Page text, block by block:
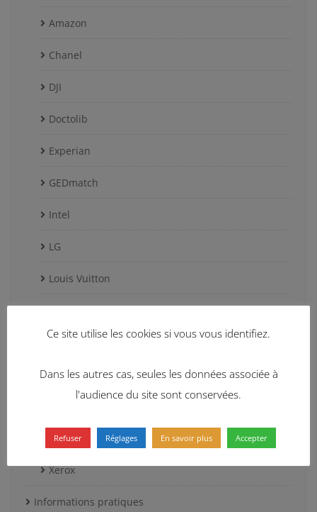
Amazon
Chanel
DJI
Doctolib
Experian
GEDmatch
Intel
LG
Louis Vuitton
Mariott
Orange
T-Mobile
Uber
Xerox
Informations pratiques
Ce site utilise les cookies si vous vous identifiez.
Dans les autres cas, seules les données associée à
l'audience du site sont conservées.
Refuser Réglages En savoir plus Accepter